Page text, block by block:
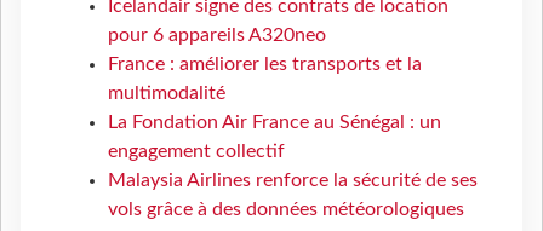
Icelandair signe des contrats de location
pour 6 appareils A320neo
France : améliorer les transports et la
multimodalité
La Fondation Air France au Sénégal : un
engagement collectif
Malaysia Airlines renforce la sécurité de ses
vols grâce à des données météorologiques